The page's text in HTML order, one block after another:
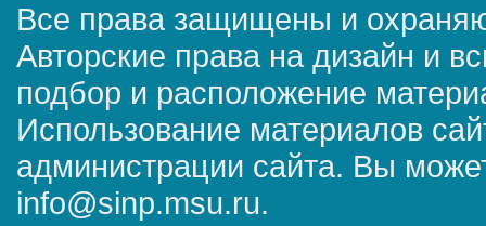
Все права защищены и
Авторские права на дизайн и
подбор и расположение
Использование материалов
администрации сайта. Вы
info@sinp.msu.ru.